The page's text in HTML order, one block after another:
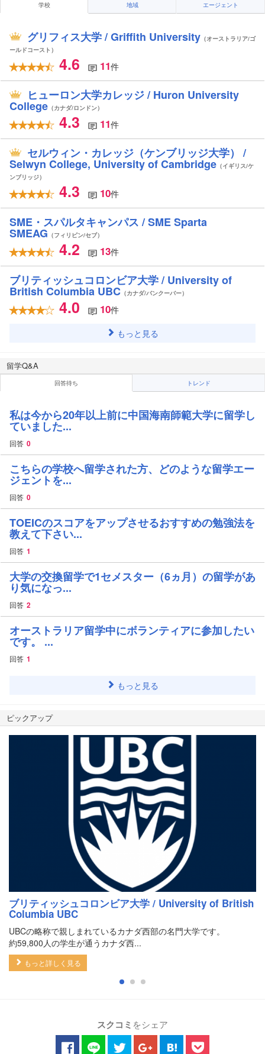
学校 地域 エージェント
グリフィス大学 / Griffith University （オーストラリア/ゴ
ールドコースト）
4.6 11件
ヒューロン大学カレッジ / Huron University
College （カナダ/ロンドン）
4.3 11件
セルウィン・カレッジ（ケンブリッジ大学） /
Selwyn College, University of Cambridge （イギリス/ケ
ンブリッジ）
4.3 10件
SME・スパルタキャンパス / SME Sparta
SMEAG （フィリピン/セブ）
4.2 13件
ブリティッシュコロンビア大学 / University of
British Columbia UBC （カナダ/バンクーバー）
4.0 10件
もっと見る
留学Q&A
回答待ち トレンド
私は今から20年以上前に中国海南師範大学に留学し
ていました...
回答 0
こちらの学校へ留学された方、どのような留学エー
ジェントを...
回答 0
TOEICのスコアをアップさせるおすすめの勉強法を
教えて下さい...
回答 1
大学の交換留学で1セメスター（6ヵ月）の留学があ
り気になっ...
回答 2
オーストラリア留学中にボランティアに参加したい
です。 ...
回答 1
もっと見る
ピックアップ
ブリティッシュコロンビア大学 / University of British
Columbia UBC
UBCの略称で親しまれているカナダ西部の名門大学です。
約59,800人の学生が通うカナダ西...
もっと詳しく見る
スクコミ をシェア